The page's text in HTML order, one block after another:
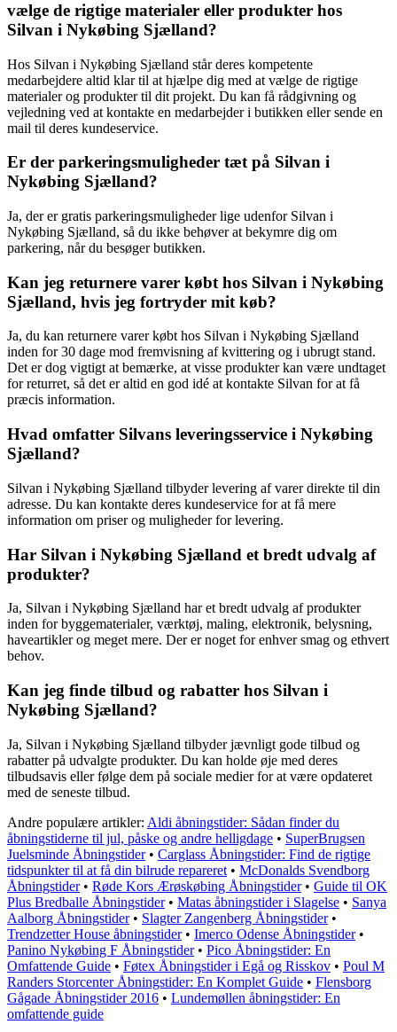
vælge de rigtige materialer eller produkter hos
Silvan i Nykøbing Sjælland?
Hos Silvan i Nykøbing Sjælland står deres kompetente
medarbejdere altid klar til at hjælpe dig med at vælge de rigtige
materialer og produkter til dit projekt. Du kan få rådgivning og
vejledning ved at kontakte en medarbejder i butikken eller sende en
mail til deres kundeservice.
Er der parkeringsmuligheder tæt på Silvan i
Nykøbing Sjælland?
Ja, der er gratis parkeringsmuligheder lige udenfor Silvan i
Nykøbing Sjælland, så du ikke behøver at bekymre dig om
parkering, når du besøger butikken.
Kan jeg returnere varer købt hos Silvan i Nykøbing
Sjælland, hvis jeg fortryder mit køb?
Ja, du kan returnere varer købt hos Silvan i Nykøbing Sjælland
inden for 30 dage mod fremvisning af kvittering og i ubrugt stand.
Det er dog vigtigt at bemærke, at visse produkter kan være undtaget
for returret, så det er altid en god idé at kontakte Silvan for at få
præcis information.
Hvad omfatter Silvans leveringsservice i Nykøbing
Sjælland?
Silvan i Nykøbing Sjælland tilbyder levering af varer direkte til din
adresse. Du kan kontakte deres kundeservice for at få mere
information om priser og muligheder for levering.
Har Silvan i Nykøbing Sjælland et bredt udvalg af
produkter?
Ja, Silvan i Nykøbing Sjælland har et bredt udvalg af produkter
inden for byggematerialer, værktøj, maling, elektronik, belysning,
haveartikler og meget mere. Der er noget for enhver smag og ethvert
behov.
Kan jeg finde tilbud og rabatter hos Silvan i
Nykøbing Sjælland?
Ja, Silvan i Nykøbing Sjælland tilbyder jævnligt gode tilbud og
rabatter på udvalgte produkter. Du kan holde øje med deres
tilbudsavis eller følge dem på sociale medier for at være opdateret
med de seneste tilbud.
Andre populære artikler: Aldi åbningstider: Sådan finder du
åbningstiderne til jul, påske og andre helligdage • SuperBrugsen
Juelsminde Åbningstider• Carglass Åbningstider: Find de rigtige
tidspunkter til at få din bilrude repareret • McDonalds Svendborg
Åbningstider• Røde Kors Ærøskøbing Åbningstider• Guide til OK
Plus Bredballe Åbningstider• Matas åbningstider i Slagelse • Sanya
Aalborg Åbningstider• Slagter Zangenberg Åbningstider•
Trendzetter House åbningstider• Imerco Odense Åbningstider•
Panino Nykøbing F Åbningstider• Pico Åbningstider: En
Omfattende Guide • Føtex Åbningstider i Egå og Risskov • Poul M
Randers Storcenter Åbningstider: En Komplet Guide • Flensborg
Gågade Åbningstider 2016 • Lundemøllen åbningstider: En
omfattende guide